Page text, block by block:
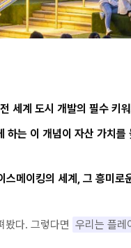
세계 도시 개발의 필수 키
하는 이 개념이 자산 가치
메이킹의 세계, 그 흥미로
봤다. 그렇다면 우리는 플레